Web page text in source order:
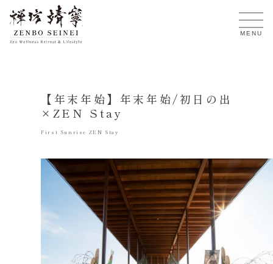
JA
MENU
【年末年始】年末年始/初日の出
×ZEN Stay
First Sunrise ZEN Stay